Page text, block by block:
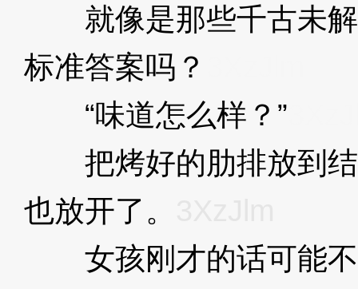
就像是那些千古未解
标准答案吗？
“味道怎么样？”
把烤好的肋排放到结
也放开了。
女孩刚才的话可能不